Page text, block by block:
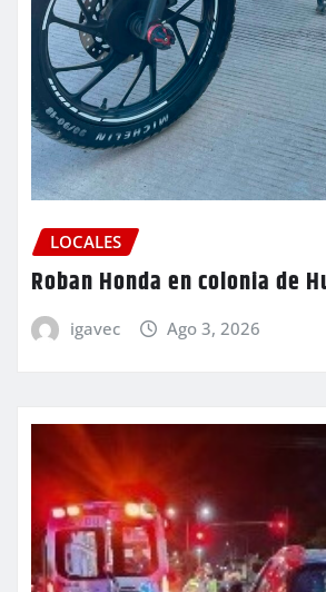
LOCALES
Roban Honda en colonia de
igavec Ago 3, 2026